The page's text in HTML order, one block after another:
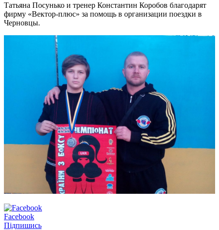
Татьяна Посунько и тренер Константин Коробов благодарят
фирму «Вектор-плюс» за помощь в организации поездки в
Черновцы.
Facebook
Підпишись